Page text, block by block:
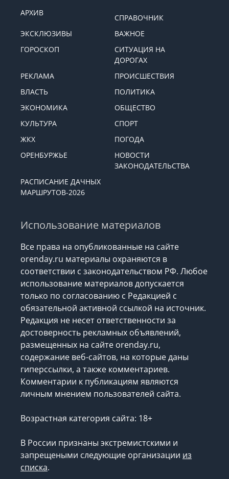
АРХИВ
СПРАВОЧНИК
ЭКСКЛЮЗИВЫ
ВАЖНОЕ
ГОРОСКОП
СИТУАЦИЯ НА
ДОРОГАХ
РЕКЛАМА
ПРОИСШЕСТВИЯ
ВЛАСТЬ
ПОЛИТИКА
ЭКОНОМИКА
ОБЩЕСТВО
КУЛЬТУРА
СПОРТ
ЖКХ
ПОГОДА
ОРЕНБУРЖЬЕ
НОВОСТИ
ЗАКОНОДАТЕЛЬСТВА
РАСПИСАНИЕ ДАЧНЫХ
МАРШРУТОВ-2026
Использование материалов
Все права на опубликованные на сайте
orenday.ru материалы охраняются в
соответствии с законодательством РФ. Любое
использование материалов допускается
только по согласованию с Редакцией с
обязательной активной ссылкой на источник.
Редакция не несет ответственности за
достоверность рекламных объявлений,
размещенных на сайте orenday.ru,
содержание веб-сайтов, на которые даны
гиперссылки, а также комментариев.
Комментарии к публикациям являются
личным мнением пользователей сайта.
Возрастная категория сайта: 18+
В России признаны экстремистскими и
запрещеными следующие организации из
списка.